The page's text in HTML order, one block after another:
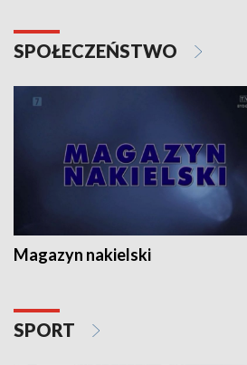
SPOŁECZEŃSTWO
Magazyn nakielski
SPORT